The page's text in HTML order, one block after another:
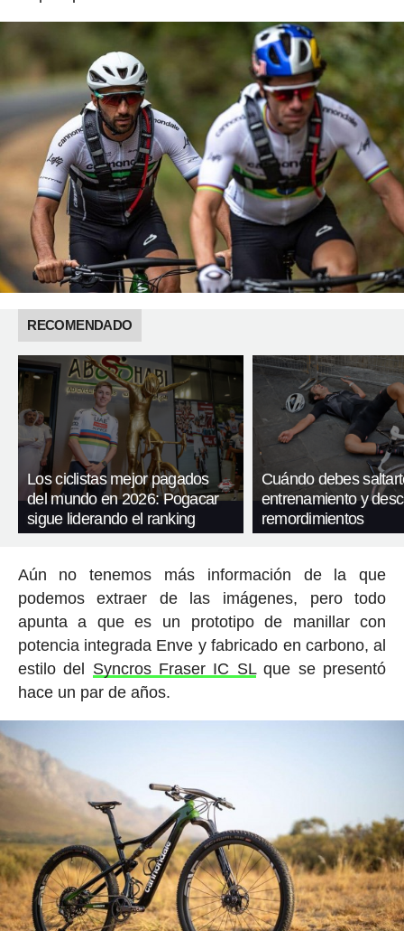
RECOMENDADO
Los ciclistas mejor pagados
del mundo en 2026: Pogacar
sigue liderando el ranking
Cuándo debes
entrenamiento y
remordimientos
Aún no tenemos más información de la que
podemos extraer de las imágenes, pero todo
apunta a que es un prototipo de manillar con
potencia integrada Enve y fabricado en carbono, al
estilo del Syncros Fraser IC SLque se presentó
hace un par de años.